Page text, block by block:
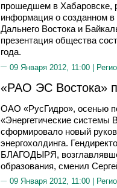
прошедшем в Хабаровске,
информация о созданном
Дальнего Востока и
презентация общества
года.
09 Января 2012, 11:00 |
«РАО ЭС Востока»
ОАО «РусГидро», осенью
«Энергетические
сформировало новый
энергохолдинга.
БЛАГОДЫРЯ,
образования, сменил
09 Января 2012, 11:00 |